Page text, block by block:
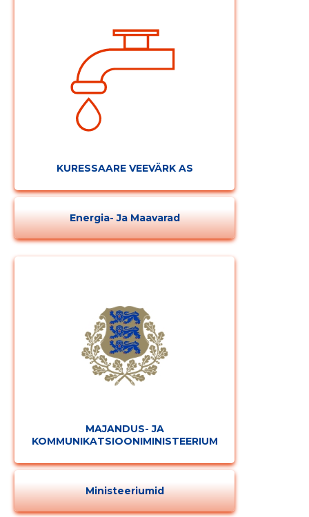
KURESSAARE VEEVÄRK AS
Energia- Ja Maavarad
MAJANDUS- JA
KOMMUNIKATSIOONIMINISTEERIUM
Ministeeriumid